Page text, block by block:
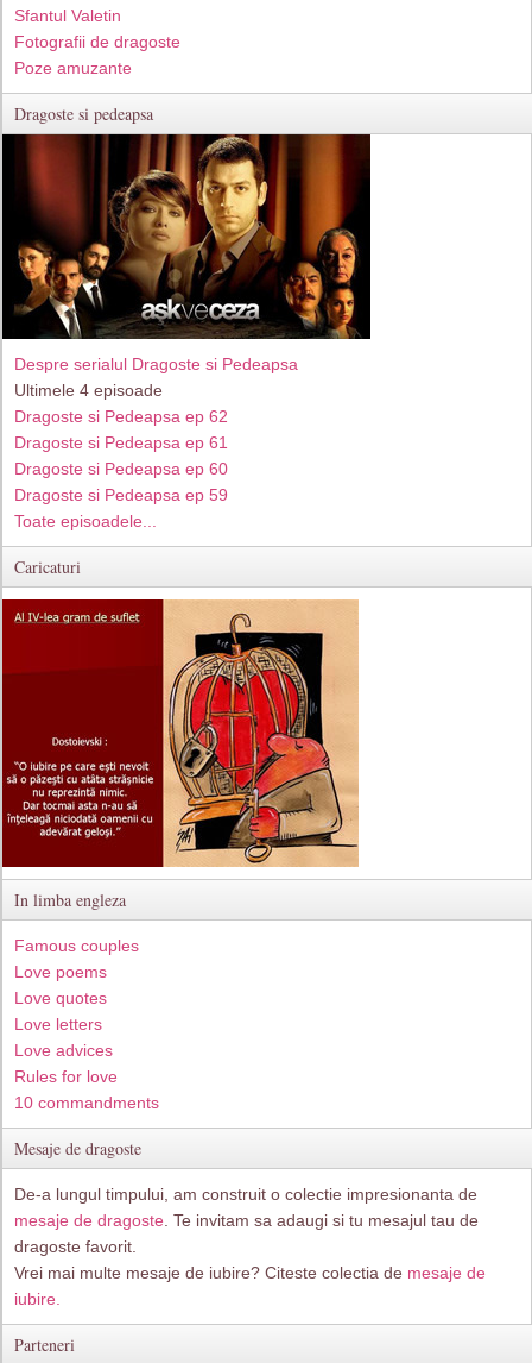
Sfantul Valetin
Fotografii de dragoste
Poze amuzante
Dragoste si pedeapsa
Despre serialul Dragoste si Pedeapsa
Ultimele 4 episoade
Dragoste si Pedeapsa ep 62
Dragoste si Pedeapsa ep 61
Dragoste si Pedeapsa ep 60
Dragoste si Pedeapsa ep 59
Toate episoadele...
Caricaturi
In limba engleza
Famous couples
Love poems
Love quotes
Love letters
Love advices
Rules for love
10 commandments
Mesaje de dragoste
De-a lungul timpului, am construit o colectie impresionanta de
mesaje de dragoste . Te invitam sa adaugi si tu mesajul tau de
dragoste favorit.
Vrei mai multe mesaje de iubire? Citeste colectia de mesaje de
iubire.
Parteneri